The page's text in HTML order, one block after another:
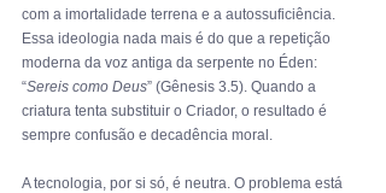
com a imortalidade terrena e a autossuficiência.
Essa ideologia nada mais é do que a repetição
moderna da voz antiga da serpente no Éden:
“Sereis como Deus” (Gênesis 3.5). Quando a
criatura tenta substituir o Criador, o resultado é
sempre confusão e decadência moral.
A tecnologia, por si só, é neutra. O problema está